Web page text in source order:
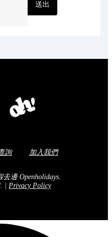
送出
詢 加入我們
邊 Openholidays.
Privacy Policy